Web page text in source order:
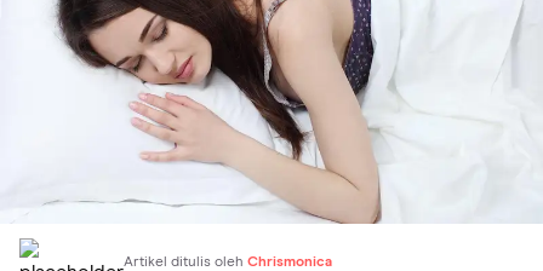
Artikel ditulis oleh Chrismonica